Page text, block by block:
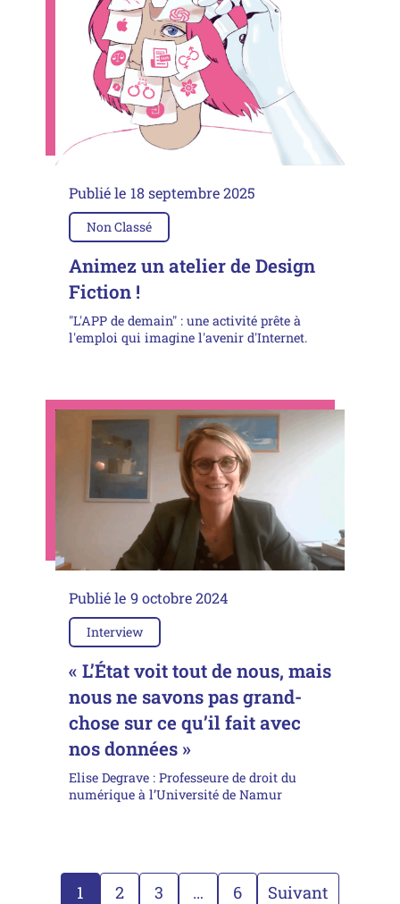
Publié le 18 septembre 2025
Non Classé
Animez un atelier de Design
Fiction !
"L'APP de demain" : une activité prête à
l'emploi qui imagine l'avenir d'Internet.
Publié le 9 octobre 2024
Interview
« L’État voit tout de nous, mais
nous ne savons pas grand-
chose sur ce qu’il fait avec
nos données »
Elise Degrave : Professeure de droit du
numérique à l’Université de Namur
1 2 3 … 6 Suivant